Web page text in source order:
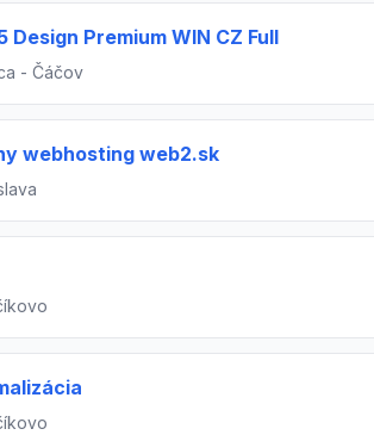
Design Premium WIN CZ Full
- Čáčov
webhosting web2.sk